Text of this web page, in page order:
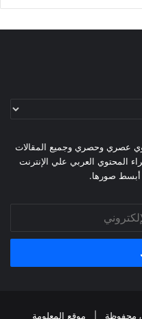
عصري وحصري وجميع المقالات
المحتوي العربي علي الإنترنت
أبسط صورها.
موقع المعلومة